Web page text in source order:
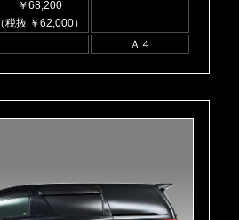
￥68,200
（税抜 ￥62,000）
Ａ４